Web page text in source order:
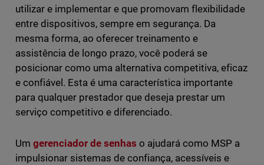
utilizar e implementar e que promovam flexibilidade
entre dispositivos, sempre em segurança. Da
mesma forma, ao oferecer treinamento e
assistência de longo prazo, você poderá se
posicionar como uma alternativa competitiva, eficaz
e confiável. Esta é uma característica importante
para qualquer prestador que deseja prestar um
serviço competitivo e diferenciado.
Um gerenciador de senhas o ajudará como MSP a
impulsionar sistemas de confiança, acessíveis e